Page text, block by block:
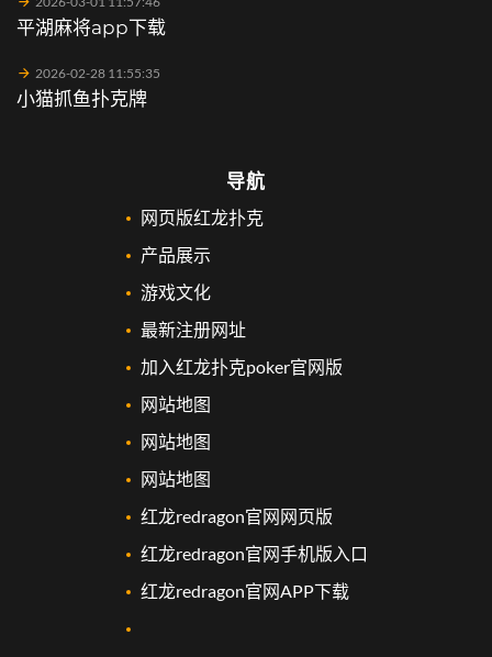
平湖麻将app下载
2026-02-28 11:55:35
小猫抓鱼扑克牌
导航
网页版红龙扑克
产品展示
游戏文化
最新注册网址
加入红龙扑克poker官网版
网站地图
网站地图
网站地图
红龙redragon官网网页版
红龙redragon官网手机版入口
红龙redragon官网APP下载